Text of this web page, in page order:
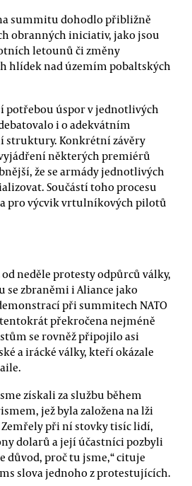
summitu dohodlo přibližně
obranných iniciativ, jako jsou
letounů či změny
hlídek nad územím pobaltských
potřebou úspor v jednotlivých
i o adekvátním
struktury. Konkrétní závěry
některých premiérů
že se armády jednotlivých
Součástí toho procesu
pro výcvik vrtulníkových pilotů
neděle protesty odpůrců války,
zbraněmi i Aliance jako
při summitech NATO
tentokrát překročena nejméně
se rovněž připojilo asi
a irácké války, kteří okázale
získali za službu během
jež byla založena na lži
při ní stovky tisíc lidí,
dolarů a její účastníci pozbyli
důvod, proč tu jsme,“ cituje
slova jednoho z protestujících.